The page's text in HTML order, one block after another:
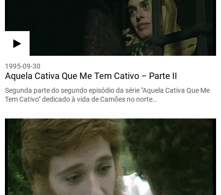
1995-09-30
Aquela Cativa Que Me Tem Cativo – Parte II
Segunda parte do segundo episódio da série "Aquela Cativa Que Me
Tem Cativo" dedicado à vida de Camões no norte…